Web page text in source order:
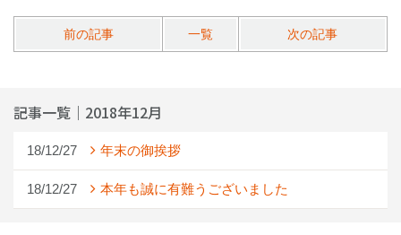
前の記事 一覧 次の記事
記事一覧｜2018年12月
18/12/27 年末の御挨拶
18/12/27 本年も誠に有難うございました